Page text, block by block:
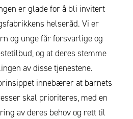
er glade for å bli invitert
helseråd. Vi er
og unge får forsvarlige og
og at deres stemme
av disse tjenestene.
innebærer at barnets
skal prioriteres, med en
av deres behov og rett til